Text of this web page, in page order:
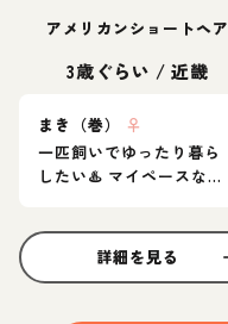
アメリカンショートヘア
3歳ぐらい /近畿
まき（巻）
♀
一匹飼いでゆったり暮ら
したい♨️ マイペースなア
詳細を見る